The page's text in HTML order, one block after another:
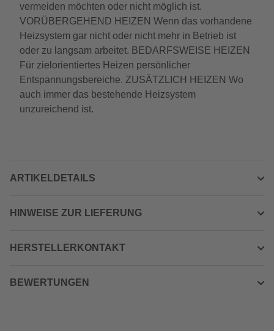
vermeiden möchten oder nicht möglich ist.
VORÜBERGEHEND HEIZEN Wenn das vorhandene
Heizsystem gar nicht oder nicht mehr in Betrieb ist
oder zu langsam arbeitet. BEDARFSWEISE HEIZEN
Für zielorientiertes Heizen persönlicher
Entspannungsbereiche. ZUSÄTZLICH HEIZEN Wo
auch immer das bestehende Heizsystem
unzureichend ist.
ARTIKELDETAILS
HINWEISE ZUR LIEFERUNG
HERSTELLERKONTAKT
BEWERTUNGEN